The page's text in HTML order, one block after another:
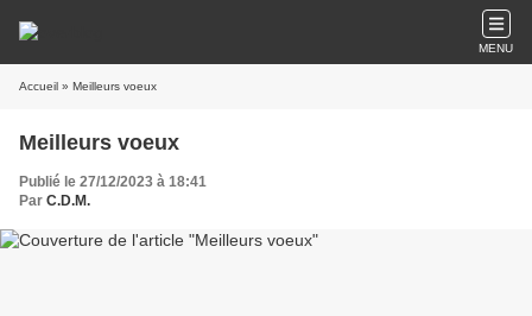
MENU
Accueil » Meilleurs voeux
Meilleurs voeux
Publié le 27/12/2023 à 18:41
Par C.D.M.